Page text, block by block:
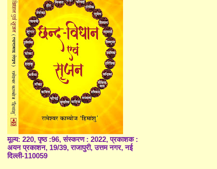
मूल्य: 220, पृष्ठ :96, संस्करण : 2022, प्रकाशक :
अयन प्रकाशन, 19/39, राजापुरी, उत्तम नगर, नई
दिल्ली-110059